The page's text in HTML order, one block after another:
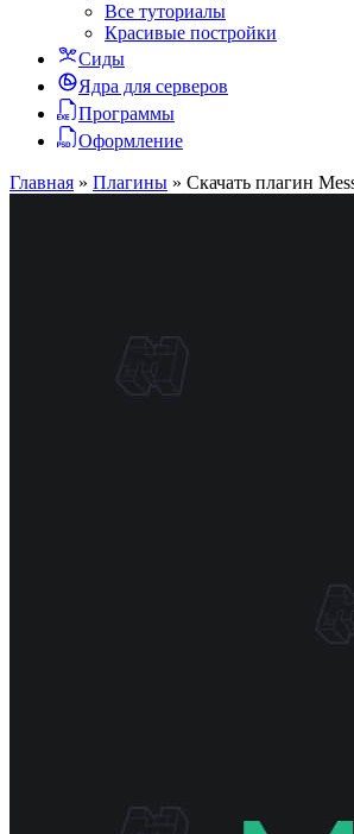
Все туториалы
Красивые постройки
Сиды
Ядра для серверов
Программы
Оформление
Главная » Плагины » Скачать плагин